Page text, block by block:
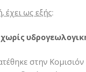
ως εξής:
στην